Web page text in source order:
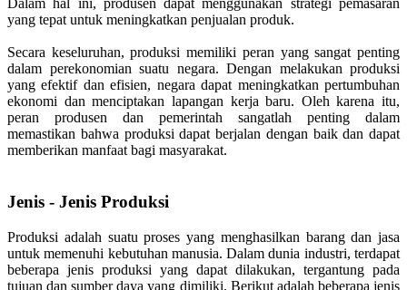
Dalam hal ini, produsen dapat menggunakan strategi pemasaran
yang tepat untuk meningkatkan penjualan produk.
Secara keseluruhan, produksi memiliki peran yang sangat penting
dalam perekonomian suatu negara. Dengan melakukan produksi
yang efektif dan efisien, negara dapat meningkatkan pertumbuhan
ekonomi dan menciptakan lapangan kerja baru. Oleh karena itu,
peran produsen dan pemerintah sangatlah penting dalam
memastikan bahwa produksi dapat berjalan dengan baik dan dapat
memberikan manfaat bagi masyarakat.
Jenis - Jenis Produksi
Produksi adalah suatu proses yang menghasilkan barang dan jasa
untuk memenuhi kebutuhan manusia. Dalam dunia industri, terdapat
beberapa jenis produksi yang dapat dilakukan, tergantung pada
tujuan dan sumber daya yang dimiliki. Berikut adalah beberapa jenis